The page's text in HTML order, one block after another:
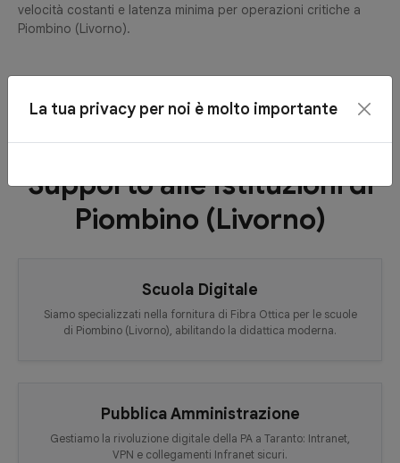
velocità costanti e latenza minima per operazioni critiche a
Piombino (Livorno).
Supporto alle Istituzioni di
Piombino (Livorno)
Scuola Digitale
Siamo specializzati nella fornitura di Fibra Ottica per le scuole
di Piombino (Livorno), abilitando la didattica moderna.
Pubblica Amministrazione
Gestiamo la rivoluzione digitale della PA a Taranto: Intranet,
VPN e collegamenti Infranet sicuri.
La tua privacy per noi è molto importante